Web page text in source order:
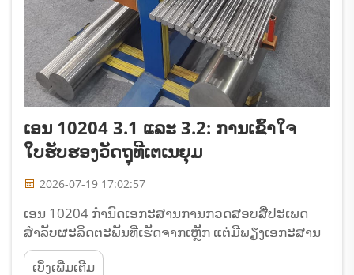
ເອນ 10204 3.1 ແລະ 3.2: ການເຂົ້າໃຈ
ໃບຮັບຮອງວັດຖຸທີເຕເນຍຸມ
2026-07-19 17:02:57
ເອນ 10204 ກຳນົດເອກະສານການກວດສອບສີ່ປະເພດ
ສຳລັບຜະລິດຕະພັນທີ່ເຮັດຈາກເຫຼັກ ແຕ່ມີພຽງເອກະສານ
3.1 ແລະ 3.2 ເທົ່ານັ້ນທີ່ມີຄວາມສຳຄັນຕໍ່ການຈັດຊື້ທີເຕເນ
ຍຸມ. ໃບຮັບຮອງ 3.1 ໝາຍເຖິງວ່າພາກສ່ວນການກວດສອບ
ເບິ່ງເພີ່ມເຕີມ